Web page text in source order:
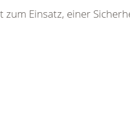
Einsatz, einer